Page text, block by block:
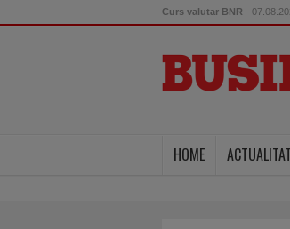
Curs valutar BNR -
HOME